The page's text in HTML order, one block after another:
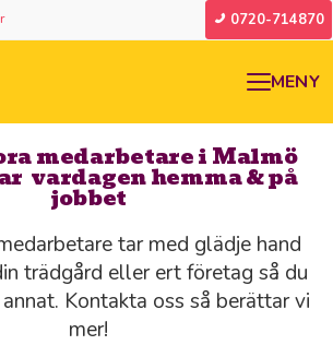
0720-714870
MENY
medarbetare i Malmö
vardagen hemma & på
jobbet
tar med glädje hand
trädgård eller ert företag så du
Kontakta oss så berättar vi
mer!